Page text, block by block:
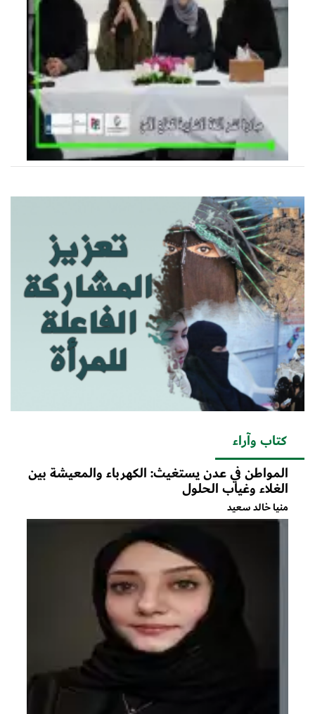
كتاب وآراء
المواطن في عدن يستغيث: الكهرباء والمعيشة بين
الغلاء وغياب الحلول
منيا خالد سعيد